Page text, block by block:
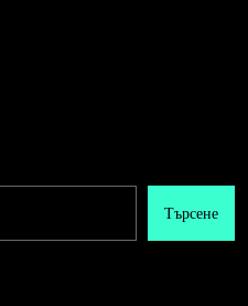
Търсене